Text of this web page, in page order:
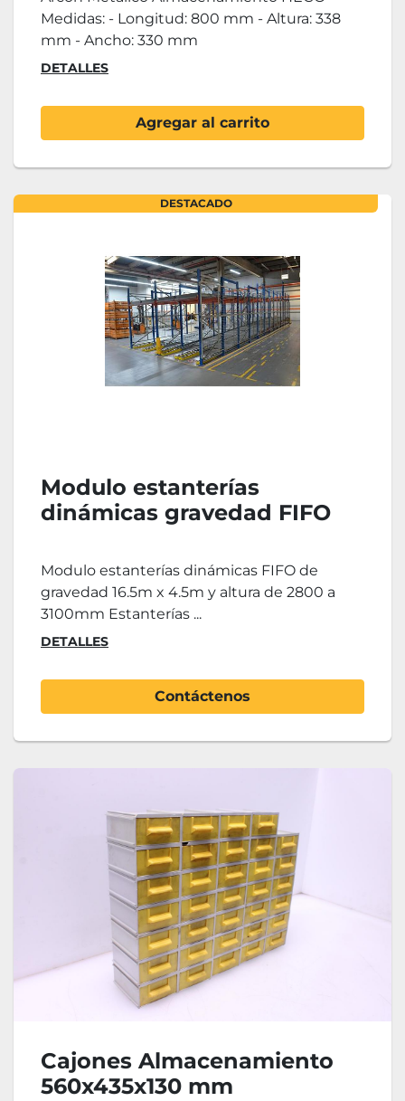
Medidas: - Longitud: 800 mm - Altura: 338
mm - Ancho: 330 mm
DETALLES
Agregar al carrito
DESTACADO
Modulo estanterías
dinámicas gravedad FIFO
Modulo estanterías dinámicas FIFO de
gravedad 16.5m x 4.5m y altura de 2800 a
3100mm Estanterías ...
DETALLES
Contáctenos
Cajones Almacenamiento
560x435x130 mm